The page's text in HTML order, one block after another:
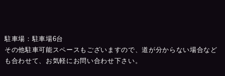
駐車場：駐車場6台
その他駐車可能スペースもございますので、道が分からない場合など
も合わせて、お気軽にお問い合わせ下さい。